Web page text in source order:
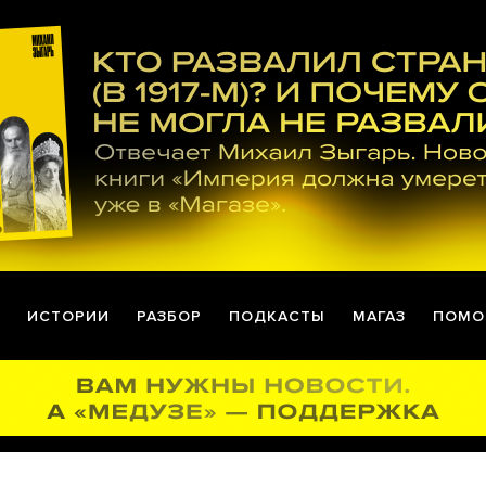
ИСТОРИИ РАЗБОР ПОДКАСТЫ МАГАЗ